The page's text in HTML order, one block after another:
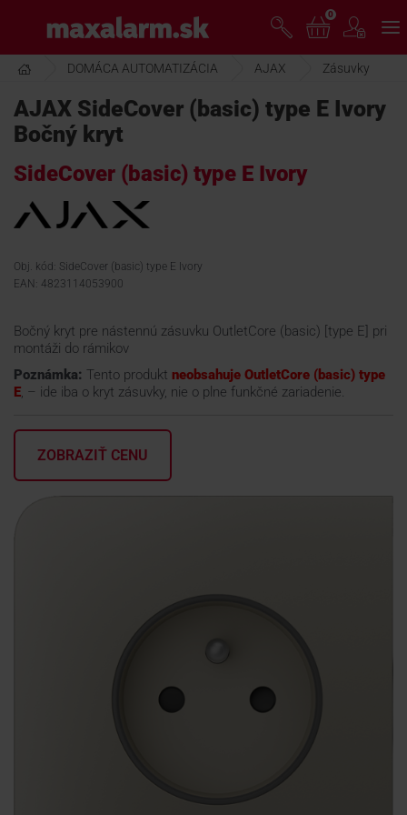
hlavnému
obsahu
www.maxalarm.sk
AKCIA MESIACA
PRODUKTY
SPOLOČNOSŤ
ŠKOLENIE
PODPORA
0
DOMÁCA AUTOMATIZÁCIA AJAX Zásuvky
AJAX SideCover (basic) type E Ivory
Bočný kryt
SideCover (basic) type E Ivory
Obj. kód: SideCover (basic) type E Ivory
EAN: 4823114053900
Bočný kryt pre nástennú zásuvku OutletCore (basic) [type E] pri
montáži do rámikov
Poznámka: Tento produkt neobsahuje OutletCore (basic) type
E, – ide iba o kryt zásuvky, nie o plne funkčné zariadenie.
ZOBRAZIŤ CENU